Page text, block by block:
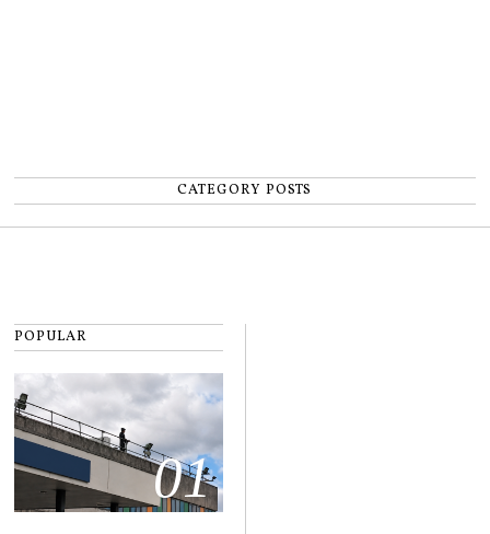
CATEGORY POSTS
POPULAR
01